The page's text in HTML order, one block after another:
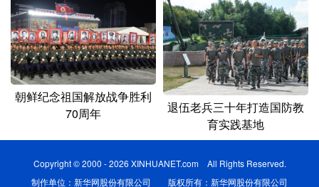
朝鲜纪念祖国解放战争胜利
70周年
退伍老兵三十年打造国防教
育实践基地
Copyright © 2000 - 2026 XINHUANET.com All Rights Reserved.
制作单位：新华网股份有限公司 版权所有：新华网股份有限公司